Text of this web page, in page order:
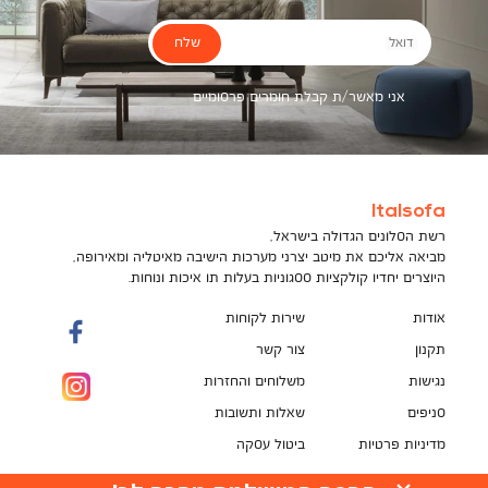
דואל
אני מאשר/ת קבלת חומרים פרסומיים
שלח
Italsofa
רשת הסלונים הגדולה בישראל,
מביאה אליכם את מיטב יצרני מערכות הישיבה מאיטליה ומאירופה,
היוצרים יחדיו קולקציות ססגוניות בעלות תו איכות ונוחות.
אודות
תקנון
נגישות
סניפים
מדיניות פרטיות
שירות לקוחות
צור קשר
משלוחים והחזרות
שאלות ותשובות
ביטול עסקה
תקנון מועדון לקוחות